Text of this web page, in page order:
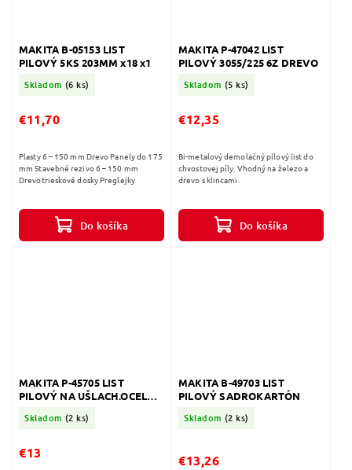
MAKITA B-05153 LIST
PILOVÝ 5KS 203MM x18 x1
Skladom (6 ks)
€11,70
Do košíka
Plasty 6 – 150 mm Drevo Panely do 175
mm Stavebné rezivo 6 – 150 mm
Drevotrieskové dosky Preglejky
MAKITA P-47042 LIST
PILOVÝ 3055/225 6Z DREVO
Skladom (5 ks)
€12,35
Do košíka
Bi-metalový demolačný pílový list do
chvostovej píly. Vhodný na železo a
drevo s klincami.
MAKITA P-45705 LIST
PILOVÝ NA UŠLACH.OCEL
Skladom (2 ks)
€13
MAKITA B-49703 LIST
PILOVÝ SADROKARTÓN
Skladom (2 ks)
€13,26